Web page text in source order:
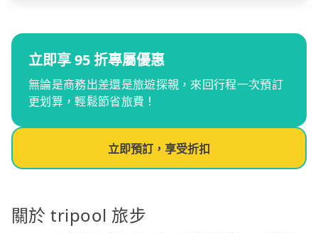
立即享 95 折專屬優惠
無論是商務出差還是旅遊探親，來回行程一次預訂
更划算，輕鬆節省旅費！
立即預訂，享受折扣
關於 tripool 旅步